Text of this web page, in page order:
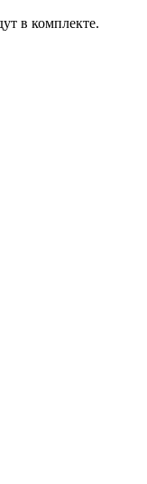
в комплекте.